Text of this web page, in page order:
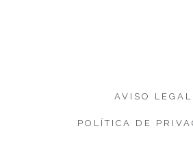
AVISO LEGAL
POLÍTICA DE